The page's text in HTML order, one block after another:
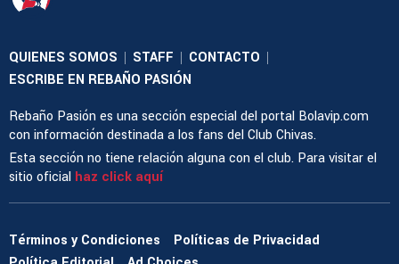
QUIENES SOMOS | STAFF | CONTACTO |
ESCRIBE EN REBAÑO PASIÓN
Rebaño Pasión es una sección especial del portal Bolavip.com
con información destinada a los fans del Club Chivas.
Esta sección no tiene relación alguna con el club. Para visitar el
sitio oficial haz click aquí
Términos y Condiciones
Políticas de Privacidad